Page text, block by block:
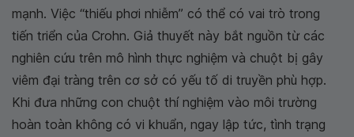
mạnh. Việc “thiếu phơi nhiễm” có thể có vai trò trong
tiến triển của Crohn. Giả thuyết này bắt nguồn từ các
nghiên cứu trên mô hình thực nghiệm và chuột bị gây
viêm đại tràng trên cơ sở có yếu tố di truyền phù hợp.
Khi đưa những con chuột thí nghiệm vào môi trường
hoàn toàn không có vi khuẩn, ngay lập tức, tình trạng